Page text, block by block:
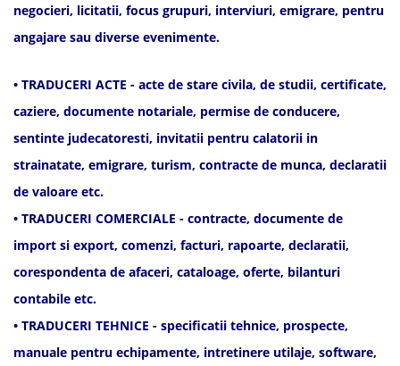
negocieri, licitatii, focus grupuri, interviuri, emigrare, pentru
angajare sau diverse evenimente.
• TRADUCERI ACTE - acte de stare civila, de studii, certificate,
caziere, documente notariale, permise de conducere,
sentinte judecatoresti, invitatii pentru calatorii in
strainatate, emigrare, turism, contracte de munca, declaratii
de valoare etc.
• TRADUCERI COMERCIALE - contracte, documente de
import si export, comenzi, facturi, rapoarte, declaratii,
corespondenta de afaceri, cataloage, oferte, bilanturi
contabile etc.
• TRADUCERI TEHNICE - specificatii tehnice, prospecte,
manuale pentru echipamente, intretinere utilaje, software,